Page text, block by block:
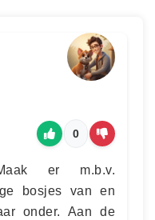
0
er m.b.v.
bosjes van en
onder. Aan de